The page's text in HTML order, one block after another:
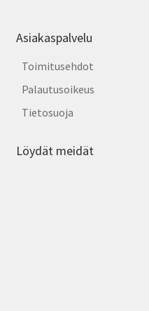
Asiakaspalvelu
Toimitusehdot
Palautusoikeus
Tietosuoja
Löydät meidät